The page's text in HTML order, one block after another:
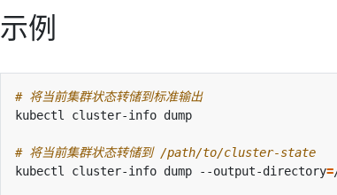
示例
# 将当前集群状态转储到标准输出
# 将当前集群状态转储到 /path/to/cluster-state
kubectl cluster-info dump --output-directory=